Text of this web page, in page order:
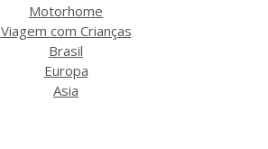
Motorhome
Viagem com Crianças
Brasil
Europa
Asia